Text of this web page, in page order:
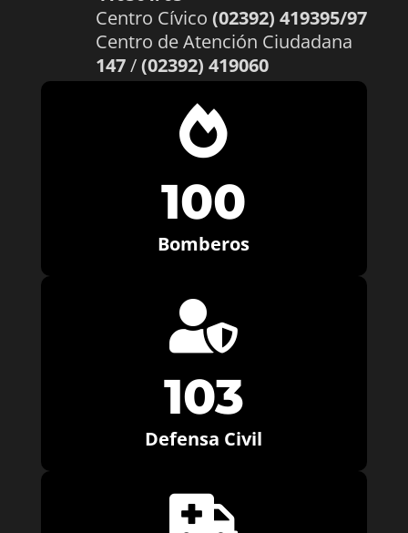
Centro Cívico (02392) 419395/97
Centro de Atención Ciudadana
147/(02392) 419060

100
Bomberos

103
Defensa Civil
